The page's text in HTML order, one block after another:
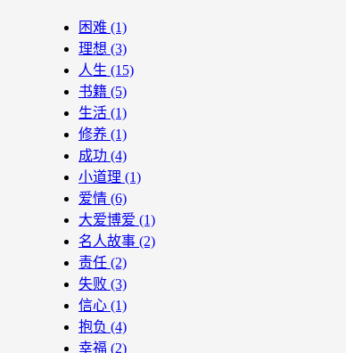
困难 (1)
理想 (3)
人生 (15)
书籍 (5)
生活 (1)
修养 (1)
成功 (4)
小道理 (1)
爱情 (6)
大爱博爱 (1)
名人故事 (2)
责任 (2)
失败 (3)
信心 (1)
抱负 (4)
幸福 (2)